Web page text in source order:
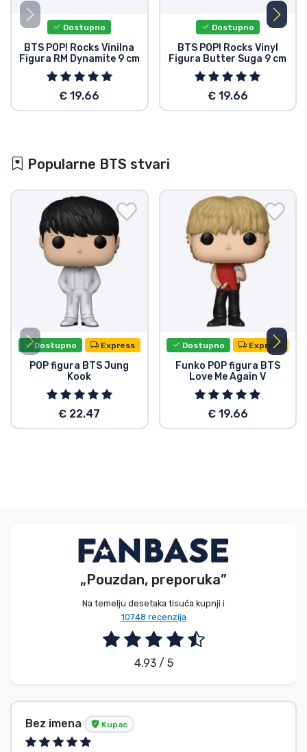
Dostupno
BTS POP! Rocks Vinilna
Figura RM Dynamite 9 cm
€ 19.66
Dostupno
BTS POP! Rocks Vinyl
Figura Butter Suga 9 cm
€ 19.66
Popularne BTS stvari
Dostupno Express
POP figura BTS Jung
Kook
€ 22.47
Dostupno Express
Funko POP figura BTS
Love Me Again V
€ 19.66
„Pouzdan, preporuka”
Na temelju desetaka tisuća kupnji i
10748 recenzija
4.93 / 5
Bez imena Kupac